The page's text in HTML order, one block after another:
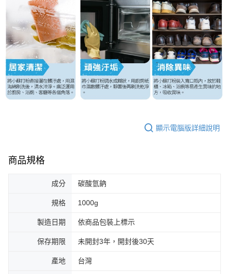
顯示電腦版詳細說明
商品規格
成分 碳酸氫鈉
規格 1000g
製造日期 依商品包裝上標示
保存期限 未開封3年，開封後30天
產地 台灣